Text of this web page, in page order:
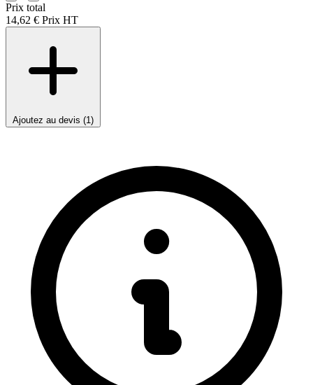
Prix total
14,62 € Prix HT
Ajoutez au devis (1)